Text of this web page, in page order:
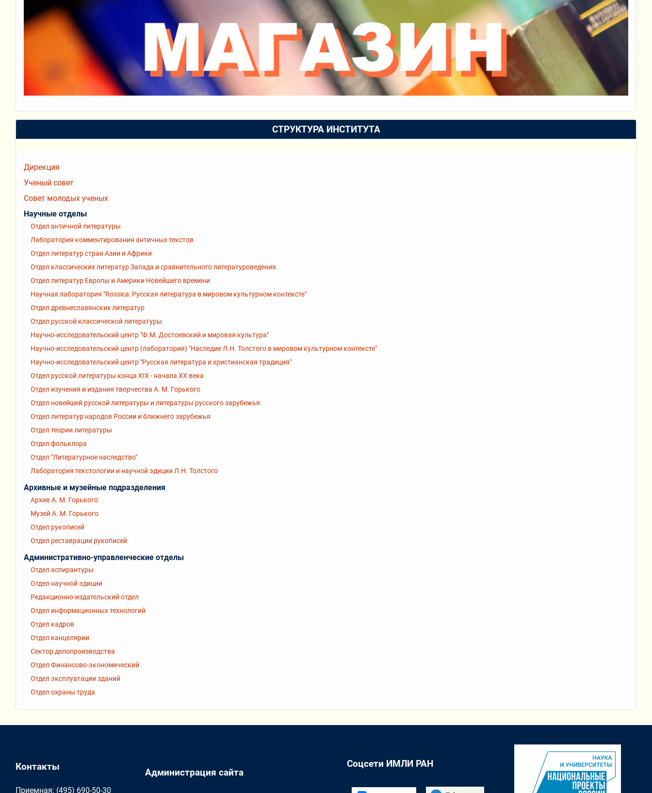
СТРУКТУРА ИНСТИТУТА
Дирекция
Ученый совет
Совет молодых ученых
Научные отделы
Отдел античной литературы
Лаборатория комментирования античных текстов
Отдел литератур стран Азии и Африки
Отдел классических литератур Запада и сравнительного литературоведения
Отдел литератур Европы и Америки Новейшего времени
Научная лаборатория "Rossiсa: Русская литература в мировом культурном контексте"
Отдел древнеславянских литератур
Отдел русской классической литературы
Научно-исследовательский центр "Ф.М. Достоевский и мировая культура"
Научно-исследовательский центр (лаборатория) "Наследие Л.Н. Толстого в мировом культурном контексте"
Научно-исследовательский центр "Русская литература и христианская традиция"
Отдел русской литературы конца XIX - начала XX века
Отдел изучения и издания творчества А. М. Горького
Отдел новейшей русской литературы и литературы русского зарубежья
Отдел литератур народов России и ближнего зарубежья
Отдел теории литературы
Отдел фольклора
Отдел "Литературное наследство"
Лаборатория текстологии и научной эдиции Л.Н. Толстого
Архивные и музейные подразделения
Архив А. М. Горького
Музей А. М. Горького
Отдел рукописей
Отдел реставрации рукописей
Административно-управленческие отделы
Отдел аспирантуры
Отдел научной эдиции
Редакционно-издательский отдел
Отдел информационных технологий
Отдел кадров
Отдел канцелярии
Сектор делопроизводства
Отдел Финансово-экономический
Отдел эксплуатации зданий
Отдел охраны труда
Контакты
Приемная: (495) 690-50-30
Администрация сайта
Соцсети ИМЛИ РАН